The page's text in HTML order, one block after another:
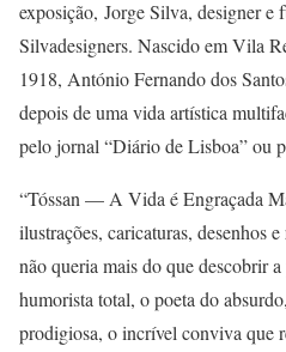
exposição, Jorge Silva, designer e
Silvadesigners. Nascido em Vila
1918, António Fernando dos
depois de uma vida artística
pelo jornal “Diário de Lisboa” ou
“Tóssan — A Vida é Engraçada
ilustrações, caricaturas, desenhos
não queria mais do que descobrir
humorista total, o poeta do
prodigiosa, o incrível conviva que